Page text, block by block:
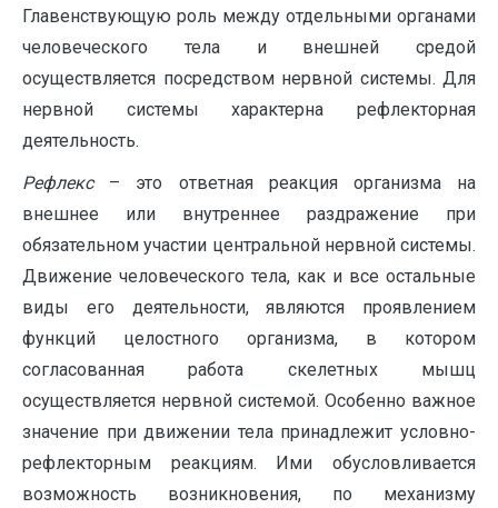
Главенствующую роль между отдельными органами
человеческого тела и внешней средой
осуществляется посредством нервной системы. Для
нервной системы характерна рефлекторная
деятельность.
Рефлекс– это ответная реакция организма на
внешнее или внутреннее раздражение при
обязательном участии центральной нервной системы.
Движение человеческого тела, как и все остальные
виды его деятельности, являются проявлением
функций целостного организма, в котором
согласованная работа скелетных мышц
осуществляется нервной системой. Особенно важное
значение при движении тела принадлежит условно-
рефлекторным реакциям. Ими обусловливается
возможность возникновения, по механизму